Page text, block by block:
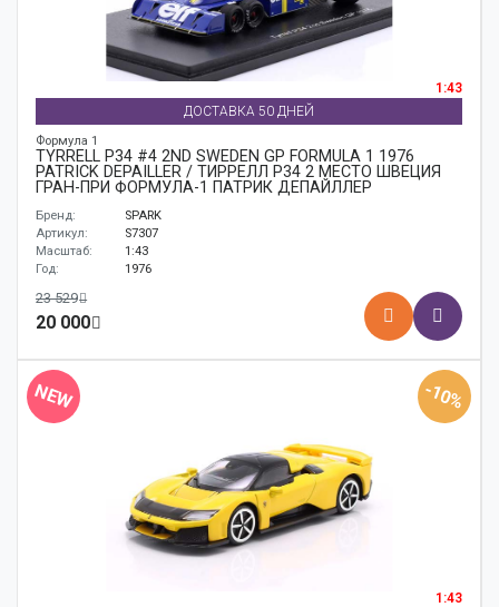
1:43
ДОСТАВКА 50 ДНЕЙ
Формула 1
TYRRELL P34 #4 2ND SWEDEN GP FORMULA 1 1976
PATRICK DEPAILLER / ТИРРЕЛЛ P34 2 МЕСТО ШВЕЦИЯ
ГРАН-ПРИ ФОРМУЛА-1 ПАТРИК ДЕПАЙЛЛЕР
Бренд:
SPARK
Артикул:
S7307
Масштаб:
1:43
Год:
1976
23 529
20 000
NEW -10%
1:43